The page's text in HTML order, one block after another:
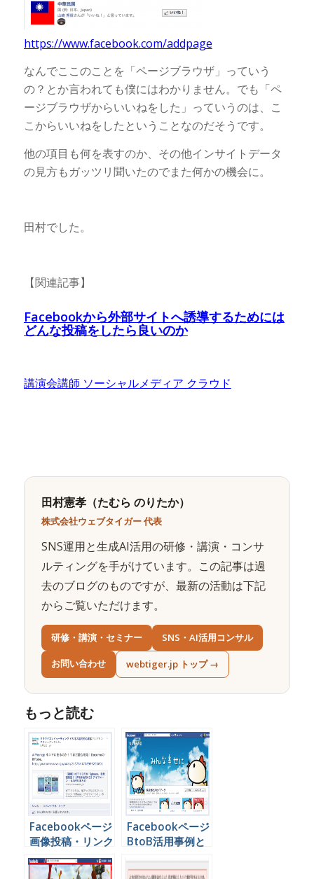
https://www.facebook.com/addpage
なんでここのことを「ページブラウザ」っていう
の？とか言われても僕にはわかりません。でも「ペ
ージブラウザからいいねをした」っていうのは、こ
こからいいねをしたということなのだそうです。
他の項目も何を表すのか、その他インサイトデータ
の見方もガッツリ聞いたのでまた何かの機会に。
田村でした。
【関連記事】
Facebookから外部サイトへ誘導するためには
どんな投稿をしたら良いのか
講演会講師 ソーシャルメディア クラウド
田村憲孝（たむら のりたか）
株式会社ウェブタイガー 代表
SNS運用と生成AI活用の研修・講演・コンサ
ルティングを手がけています。この記事は過
去のブログのものですが、最新の活動は下記
からご覧いただけます。
研修・講演・セミナー SNS・AI活用コンサル
お問い合わせ webtiger.jp トップ →
もっと読む
Facebookページ
画像投稿・リンク
投稿 どっちが効
果ある？？
Facebookページ
BtoB活用事例と